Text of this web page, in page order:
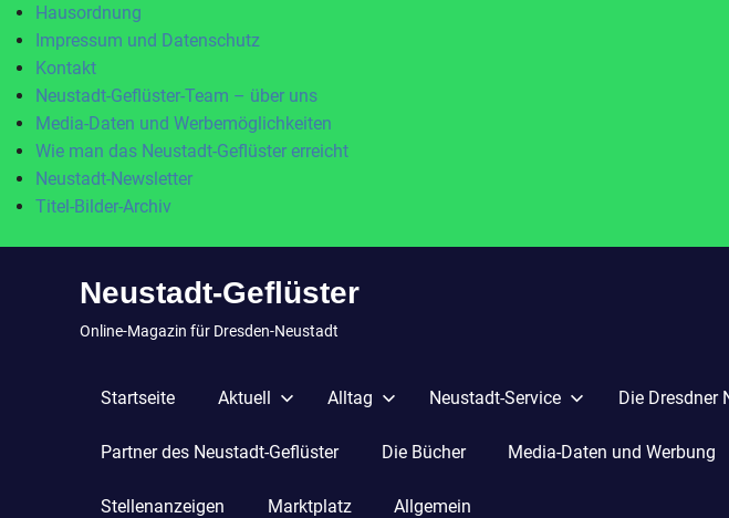
Hausordnung
Impressum und Datenschutz
Kontakt
Neustadt-Geflüster-Team – über uns
Media-Daten und Werbemöglichkeiten
Wie man das Neustadt-Geflüster erreicht
Neustadt-Newsletter
Titel-Bilder-Archiv
Neustadt-Geflüster
Online-Magazin für Dresden-Neustadt
Startseite Aktuell Alltag Neustadt-Service Die Dresdner
Partner des Neustadt-Geflüster Die Bücher Media-Daten und Werbung
Stellenanzeigen Marktplatz Allgemein